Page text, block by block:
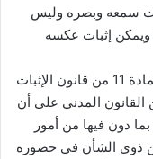
سمعه وبصره وليس
إثبات عكسه
وقد قضت محكمة النقض بان :-النص في المادة 11 من قانون الإثبات
لسنة 1968 المقابلة للمادة 391 من القانون المدني على أن
دون فيها من أمور
ذوى الشأن في حضوره